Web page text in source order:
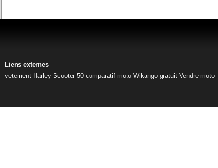
Liens externes
vetement Harley Scooter 50 comparatif moto Wikango gratuit Vendre moto